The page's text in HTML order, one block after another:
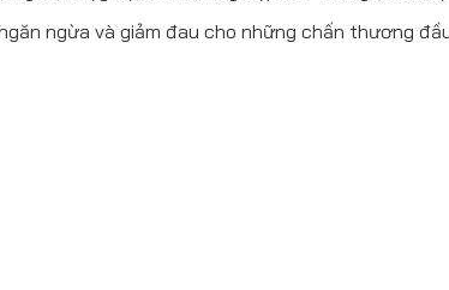
ngừa và giảm đau cho những chấn thương